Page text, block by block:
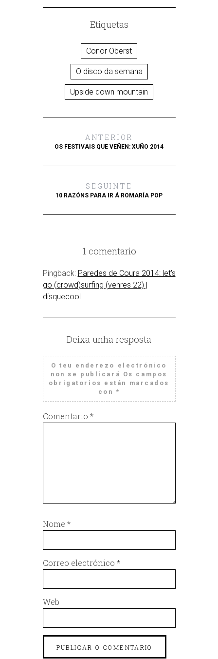
Etiquetas
Conor Oberst
O disco da semana
Upside down mountain
ANTERIOR
OS FESTIVAIS QUE VEÑEN: XUÑO 2014
SEGUINTE
10 RAZÓNS PARA IR Á ROMARÍA POP
1 comentario
Pingback: Paredes de Coura 2014: let's
go (crowd)surfing (venres 22) |
disquecool
Deixa unha resposta
O teu enderezo electrónico
non se publicará Os campos
obrigatorios están marcados
con *
Comentario *
Nome *
Correo electrónico *
Web